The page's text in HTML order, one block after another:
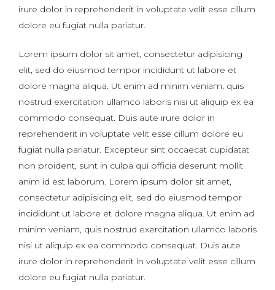
irure dolor in reprehenderit in voluptate velit esse cillum
dolore eu fugiat nulla pariatur.
Lorem ipsum dolor sit amet, consectetur adipisicing
elit, sed do eiusmod tempor incididunt ut labore et
dolore magna aliqua. Ut enim ad minim veniam, quis
nostrud exercitation ullamco laboris nisi ut aliquip ex ea
commodo consequat. Duis aute irure dolor in
reprehenderit in voluptate velit esse cillum dolore eu
fugiat nulla pariatur. Excepteur sint occaecat cupidatat
non proident, sunt in culpa qui officia deserunt mollit
anim id est laborum. Lorem ipsum dolor sit amet,
consectetur adipisicing elit, sed do eiusmod tempor
incididunt ut labore et dolore magna aliqua. Ut enim ad
minim veniam, quis nostrud exercitation ullamco laboris
nisi ut aliquip ex ea commodo consequat. Duis aute
irure dolor in reprehenderit in voluptate velit esse cillum
dolore eu fugiat nulla pariatur.